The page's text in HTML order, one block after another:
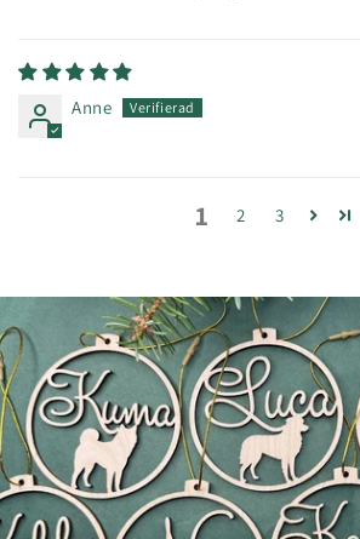
Anne
1 2 3